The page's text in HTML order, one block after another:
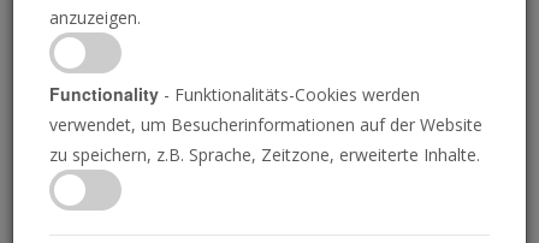
Die zehn Könige – die
eine Hälfte ist bereits
auferstanden
anzuzeigen.
Functionality - Funktionalitäts-Cookies werden
verwendet, um Besucherinformationen auf der Website
zu speichern, z.B. Sprache, Zeitzone, erweiterte Inhalte.